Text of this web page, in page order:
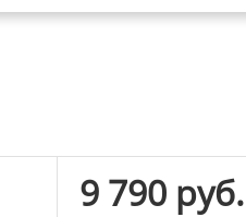
9 790 руб.